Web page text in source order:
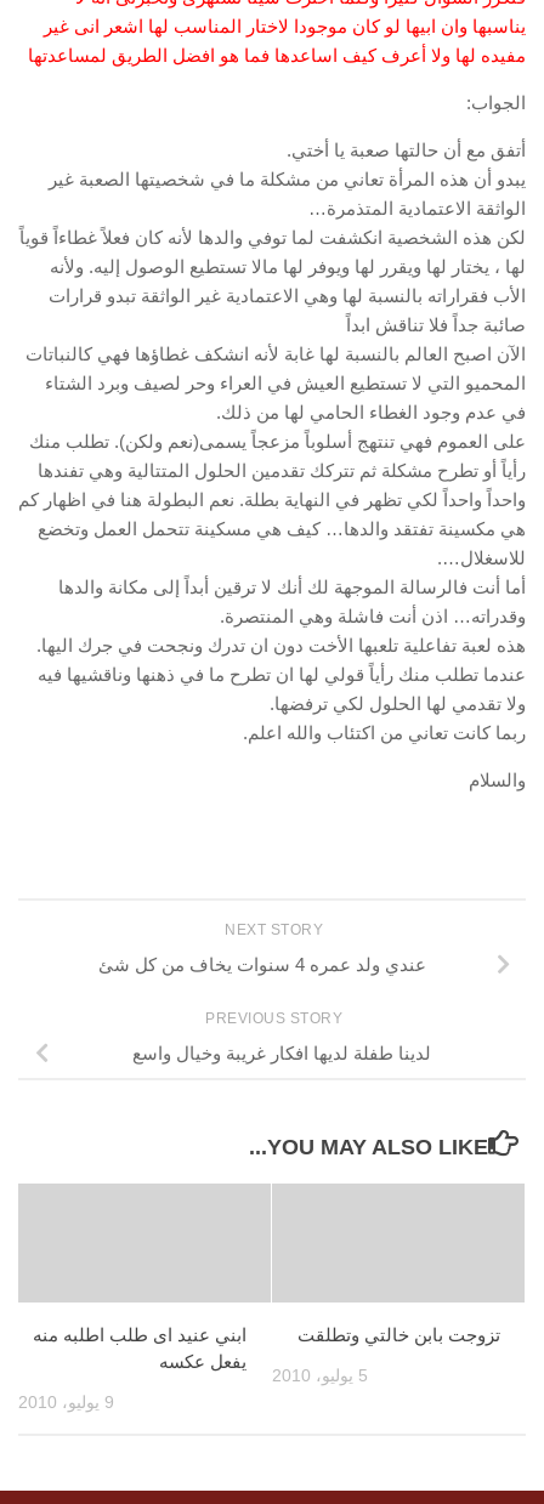
يناسبها وان ابيها لو كان موجودا لاختار المناسب لها اشعر انى غير
مفيده لها ولا أعرف كيف اساعدها فما هو افضل الطريق لمساعدتها
الجواب:
أتفق مع أن حالتها صعبة يا أختي.
يبدو أن هذه المرأة تعاني من مشكلة ما في شخصيتها الصعبة غير
الواثقة الاعتمادية المتذمرة…
لكن هذه الشخصية انكشفت لما توفي والدها لأنه كان فعلاً غطاءاً قوياً
لها ، يختار لها ويقرر لها ويوفر لها مالا تستطيع الوصول إليه. ولأنه
الأب فقراراته بالنسبة لها وهي الاعتمادية غير الواثقة تبدو قرارات
صائبة جداً فلا تناقش ابداً
الآن اصبح العالم بالنسبة لها غابة لأنه انشكف غطاؤها فهي كالنباتات
المحميو التي لا تستطيع العيش في العراء وحر لصيف وبرد الشتاء
في عدم وجود الغطاء الحامي لها من ذلك.
على العموم فهي تنتهج أسلوباً مزعجاً يسمى(نعم ولكن). تطلب منك
رأياً أو تطرح مشكلة ثم تتركك تقدمين الحلول المتتالية وهي تفندها
واحداً واحداً لكي تظهر في النهاية بطلة. نعم البطولة هنا في اظهار كم
هي مكسينة تفتقد والدها… كيف هي مسكينة تتحمل العمل وتخضع
للاسغلال….
أما أنت فالرسالة الموجهة لك أنك لا ترقين أبداً إلى مكانة والدها
وقدراته… اذن أنت فاشلة وهي المنتصرة.
هذه لعبة تفاعلية تلعبها الأخت دون ان تدرك ونجحت في جرك اليها.
عندما تطلب منك رأياً قولي لها ان تطرح ما في ذهنها وناقشيها فيه
ولا تقدمي لها الحلول لكي ترفضها.
ربما كانت تعاني من اكتئاب والله اعلم.
والسلام
NEXT STORY
عندي ولد عمره 4 سنوات يخاف من كل شئ
PREVIOUS STORY
لدينا طفلة لديها افكار غريبة وخيال واسع
YOU MAY ALSO LIKE...
ابني عنيد اى طلب اطلبه منه
يفعل عكسه
9 يوليو، 2010
تزوجت بابن خالتي وتطلقت
5 يوليو، 2010